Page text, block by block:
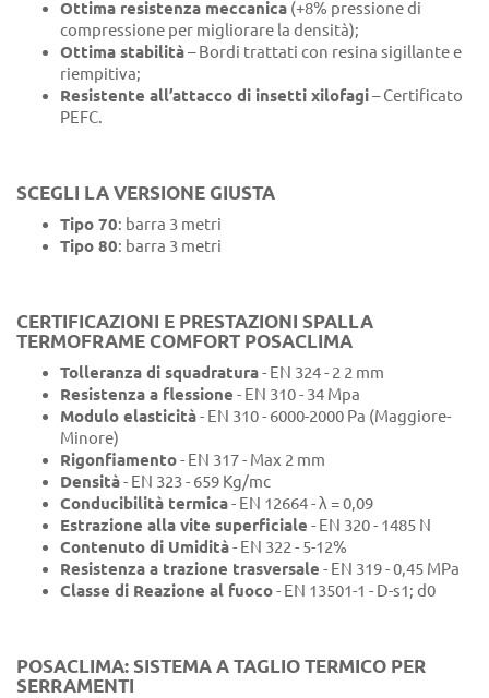
Ottima resistenza meccanica (+8% pressione di
compressione per migliorare la densità);
Ottima stabilità– Bordi trattati con resina sigillante e
riempitiva;
Resistente all’attacco di insetti xilofagi– Certificato
PEFC.
SCEGLI LA VERSIONE GIUSTA
Tipo 70: barra 3 metri
Tipo 80: barra 3 metri
CERTIFICAZIONI E PRESTAZIONI SPALLA
TERMOFRAME COMFORT POSACLIMA
Tolleranza di squadratura- EN 324 - 2 2 mm
Resistenza a flessione - EN 310 - 34 Mpa
Modulo elasticità- EN 310 - 6000-2000 Pa (Maggiore-
Minore)
Rigonfiamento- EN 317 - Max 2 mm
Densità- EN 323 - 659 Kg/mc
Conducibilità termica- EN 12664 - λ = 0,09
Estrazione alla vite superficiale - EN 320 - 1485 N
Contenuto di Umidità- EN 322 - 5-12%
Resistenza a trazione trasversale - EN 319 - 0,45 MPa
Classe di Reazione al fuoco- EN 13501-1 - D-s1; d0
POSACLIMA: SISTEMA A TAGLIO TERMICO PER
SERRAMENTI